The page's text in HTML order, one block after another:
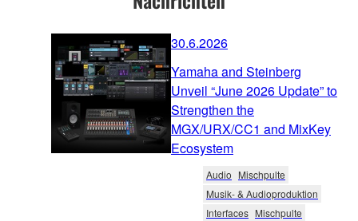
30.6.2026
Yamaha and Steinberg
Unveil “June 2026 Update” to
Strengthen the
MGX/URX/CC1 and MixKey
Ecosystem
Audio Mischpulte
Musik- & Audioproduktion
Interfaces Mischpulte